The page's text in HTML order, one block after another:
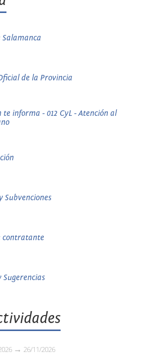
Salamanca
de la Provincia
te informa - 012 CyL - Atención al
Subvenciones
contratante
Sugerencias
26/11/2026